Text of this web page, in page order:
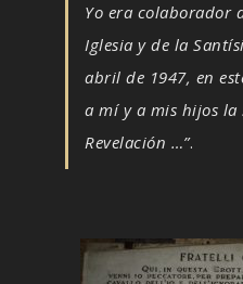
Yo era colaborador
Iglesia y de la
abril de 1947, en
a mí y a mis hijos la
Revelación …”.